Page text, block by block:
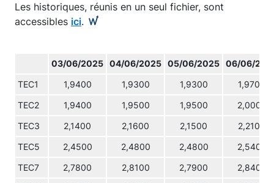
Les historiques, réunis en un seul fichier, sont
accessibles ici.
03/06/2025 04/06/2025 05/06/2025 06/06/
TEC1 1,9400 1,9300 1,9300 1,9700
TEC2 1,9400 1,9500 1,9500 2,0000
TEC3 2,1400 2,1600 2,1500 2,2100
TEC5 2,4500 2,4800 2,4800 2,5400
TEC7 2,7800 2,8100 2,7900 2,8400